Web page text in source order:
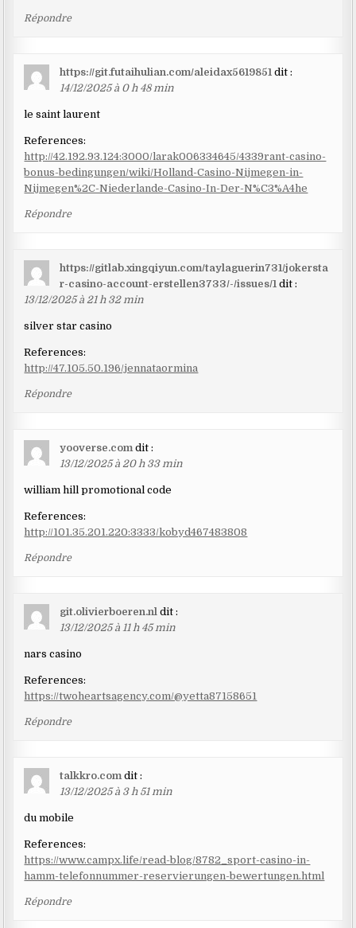
Répondre
https://git.futaihulian.com/aleidax5619851 dit :
14/12/2025 à 0 h 48 min
le saint laurent
References:
http://42.192.93.124:3000/larak006334645/4339rant-casino-
bonus-bedingungen/wiki/Holland-Casino-Nijmegen-in-
Nijmegen%2C-Niederlande-Casino-In-Der-N%C3%A4he
Répondre
https://gitlab.xingqiyun.com/taylaguerin731/jokersta
r-casino-account-erstellen3733/-/issues/1 dit :
13/12/2025 à 21 h 32 min
silver star casino
References:
http://47.105.50.196/jennataormina
Répondre
yooverse.com dit :
13/12/2025 à 20 h 33 min
william hill promotional code
References:
http://101.35.201.220:3333/kobyd467483808
Répondre
git.olivierboeren.nl dit :
13/12/2025 à 11 h 45 min
nars casino
References:
https://twoheartsagency.com/@yetta87158651
Répondre
talkkro.com dit :
13/12/2025 à 3 h 51 min
du mobile
References:
https://www.campx.life/read-blog/8782_sport-casino-in-
hamm-telefonnummer-reservierungen-bewertungen.html
Répondre